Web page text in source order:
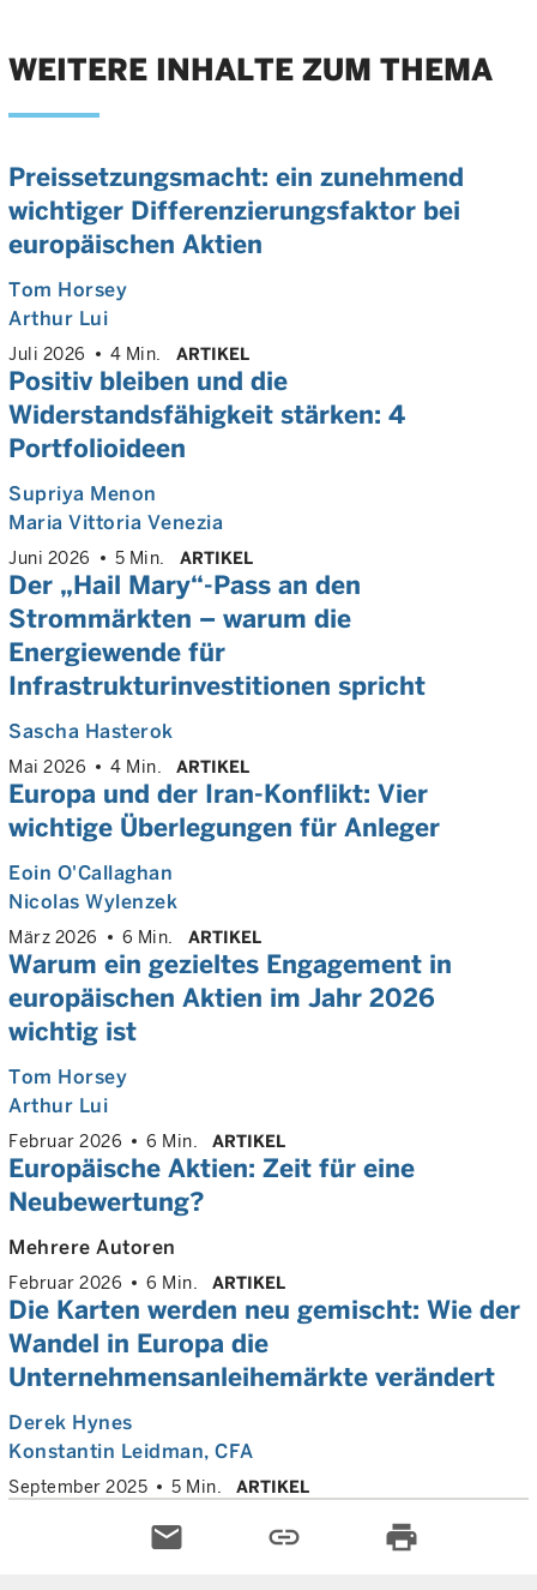
WEITERE INHALTE ZUM THEMA
Preissetzungsmacht: ein zunehmend
wichtiger Differenzierungsfaktor bei
europäischen Aktien
Tom Horsey
Arthur Lui
Juli 2026 4 Min. ARTIKEL
Positiv bleiben und die
Widerstandsfähigkeit stärken: 4
Portfolioideen
Supriya Menon
Maria Vittoria Venezia
Juni 2026 5 Min. ARTIKEL
Der „Hail Mary“-Pass an den
Strommärkten – warum die
Energiewende für
Infrastrukturinvestitionen spricht
Sascha Hasterok
Mai 2026 4 Min. ARTIKEL
Europa und der Iran-Konflikt: Vier
wichtige Überlegungen für Anleger
Eoin O'Callaghan
Nicolas Wylenzek
März 2026 6 Min. ARTIKEL
Warum ein gezieltes Engagement in
europäischen Aktien im Jahr 2026
wichtig ist
Tom Horsey
Arthur Lui
Februar 2026 6 Min. ARTIKEL
Europäische Aktien: Zeit für eine
Neubewertung?
Mehrere Autoren
Februar 2026 6 Min. ARTIKEL
Die Karten werden neu gemischt: Wie der
Wandel in Europa die
Unternehmensanleihemärkte verändert
Derek Hynes
Konstantin Leidman, CFA
September 2025 5 Min. ARTIKEL
email link print